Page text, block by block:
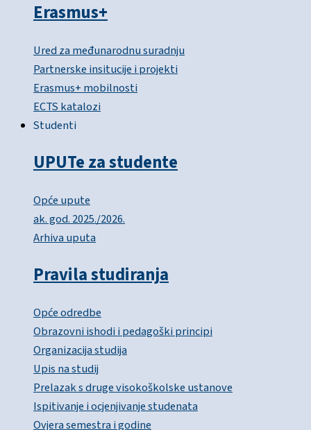
Erasmus+
Ured za međunarodnu suradnju
Partnerske insitucije i projekti
Erasmus+ mobilnosti
ECTS katalozi
Studenti
UPUTe za studente
Opće upute
ak. god. 2025./2026.
Arhiva uputa
Pravila studiranja
Opće odredbe
Obrazovni ishodi i pedagoški principi
Organizacija studija
Upis na studij
Prelazak s druge visokoškolske ustanove
Ispitivanje i ocjenjivanje studenata
Ovjera semestra i godine